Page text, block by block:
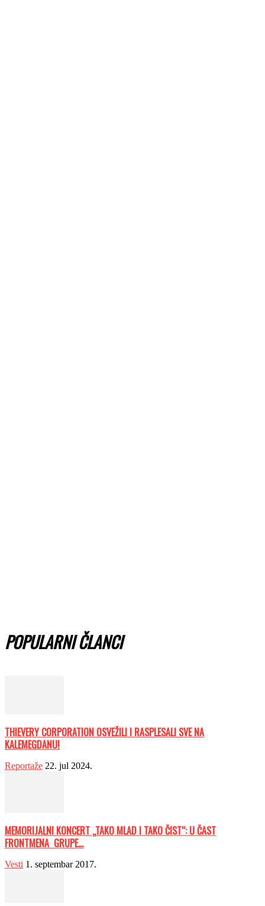
POPULARNI ČLANCI
THIEVERY CORPORATION OSVEŽILI I RASPLESALI SVE NA
KALEMEGDANU!
Reportaže 22. jul 2024.
MEMORIJALNI KONCERT „TAKO MLAD I TAKO ČIST“: U ČAST
FRONTMENA GRUPE...
Vesti 1. septembar 2017.